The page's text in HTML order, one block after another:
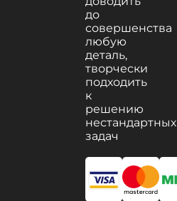
до
совершенства
любую
деталь,
творчески
подходить
к
решению
нестандартных
задач